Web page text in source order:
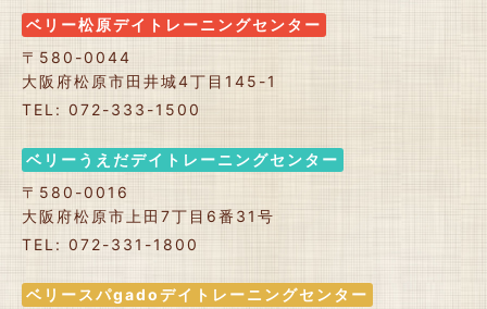
ベリー松原デイトレーニングセンター
〒580-0044
大阪府松原市田井城4丁目145-1
TEL: 072-333-1500
ベリーうえだデイトレーニングセンター
〒580-0016
大阪府松原市上田7丁目6番31号
TEL: 072-331-1800
ベリースパgadoデイトレーニングセンター